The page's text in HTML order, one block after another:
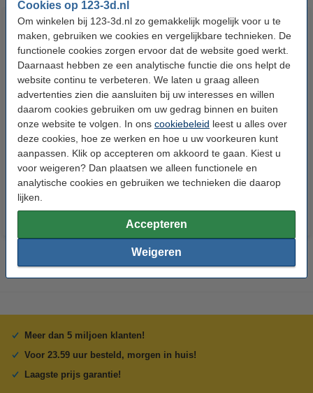
Cookies op 123-3d.nl
Om winkelen bij 123-3d.nl zo gemakkelijk mogelijk voor u te
maken, gebruiken we cookies en vergelijkbare technieken. De
functionele cookies zorgen ervoor dat de website goed werkt.
Daarnaast hebben ze een analytische functie die ons helpt de
website continu te verbeteren. We laten u graag alleen
advertenties zien die aansluiten bij uw interesses en willen
daarom cookies gebruiken om uw gedrag binnen en buiten
onze website te volgen. In ons cookiebeleid leest u alles over
deze cookies, hoe ze werken en hoe u uw voorkeuren kunt
aanpassen. Klik op accepteren om akkoord te gaan. Kiest u
voor weigeren? Dan plaatsen we alleen functionele en
analytische cookies en gebruiken we technieken die daarop
lijken.
Accepteren
Weigeren
Anycubic Kobra 3 Motherboard
€ 66,50 Incl. 21% BTW
Anycubic Kobra 3 Filament Hub
€ 6,50 Incl. 21% BTW
Meer dan 5 miljoen klanten!
Voor 23.59 uur besteld, morgen in huis!
Laagste prijs garantie!